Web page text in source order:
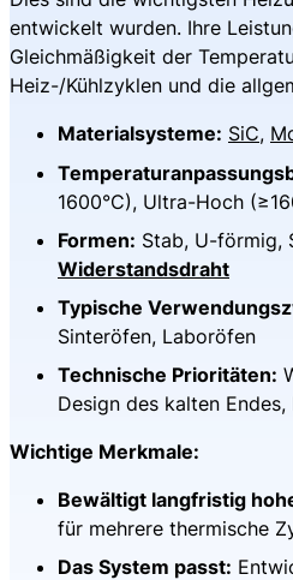
entwickelt wurden. Ihre
Gleichmäßigkeit der
Heiz-/Kühlzyklen und die
Materialsysteme: SiC,
1600°C), Ultra-Hoch
Formen: Stab, U-förmig,
Widerstandsdraht
Typische
Sinteröfen, Laboröfen
Technische Prioritäten:
Design des kalten
Wichtige Merkmale:
Bewältigt langfristig
für mehrere thermische
Das System passt: